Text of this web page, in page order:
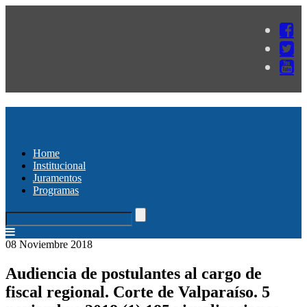
Home
Institucional
Juramentos
Programas
08 Noviembre 2018
Audiencia de postulantes al cargo de
fiscal regional. Corte de Valparaíso. 5